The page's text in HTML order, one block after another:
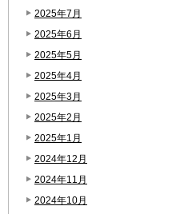
2025年7月
2025年6月
2025年5月
2025年4月
2025年3月
2025年2月
2025年1月
2024年12月
2024年11月
2024年10月